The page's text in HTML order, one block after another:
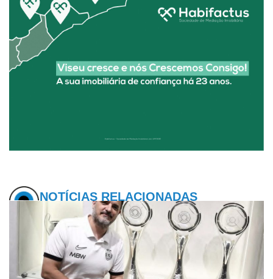
NOTÍCIAS RELACIONADAS